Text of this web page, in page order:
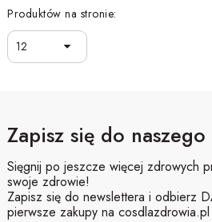
Produktów na stronie:
12
Zapisz się do
Sięgnij po jeszcze więcej zdrowych
swoje zdrowie!
Zapisz się do newslettera i odbierz
pierwsze zakupy na cosdlazdrowia.pl